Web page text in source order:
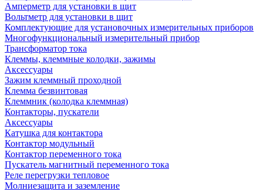
Амперметр для установки в щит
Вольтметр для установки в щит
Комплектующие для установочных измерительных приборов
Многофункциональный измерительный прибор
Трансформатор тока
Клеммы, клеммные колодки, зажимы
Аксессуары
Зажим клеммный проходной
Клемма безвинтовая
Клеммник (колодка клеммная)
Контакторы, пускатели
Аксессуары
Катушка для контактора
Контактор модульный
Контактор переменного тока
Пускатель магнитный переменного тока
Реле перегрузки тепловое
Молниезащита и заземление